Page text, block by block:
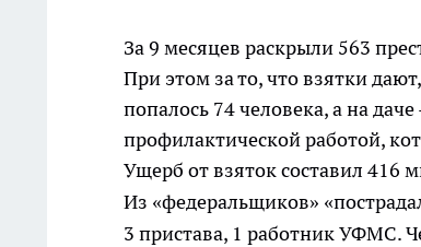
За 9 месяцев раскрыли 563
При этом за то, что взятки
попалось 74 человека, а на
профилактической работой,
Ущерб от взяток составил 416
Из «федеральщиков»
3 пристава, 1 работник УФМС.